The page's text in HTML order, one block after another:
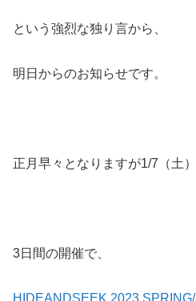
という強烈な独り言から、
明日からのお知らせです。
正月早々となりますが1/7（土
3日間の開催で、